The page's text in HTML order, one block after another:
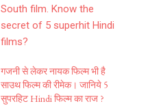
गजनी से लेकर नायक फिल्म भी है
साउथ फिल्म की रीमेक। जानिये 5
सुपरहिट Hindi फिल्म का राज ?